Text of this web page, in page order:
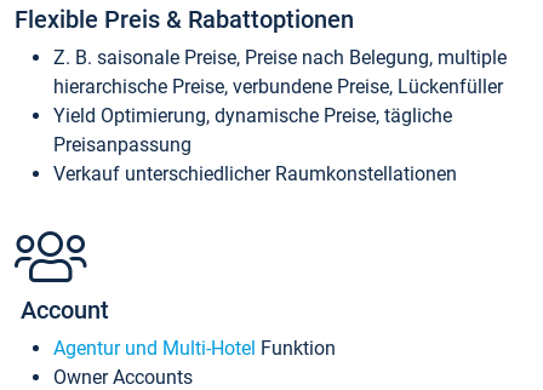
Flexible Preis & Rabattoptionen
Z. B. saisonale Preise, Preise nach Belegung, multiple
hierarchische Preise, verbundene Preise, Lückenfüller
Yield Optimierung, dynamische Preise, tägliche
Preisanpassung
Verkauf unterschiedlicher Raumkonstellationen
Account
Agentur und Multi-Hotel Funktion
Owner Accounts